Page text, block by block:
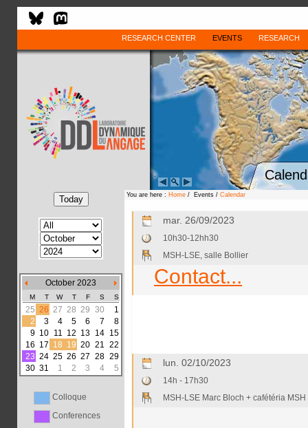
RESEARCH CENTER EVENTS RESEARCH
October 2023
M T W T F S S
25 26 27 28 29 30
1
2
3 4 5 6 7
8
9 10 11 12 13 14 15
16 17 18 19 20 21 22
23 24 25 26 27 28 29
30 31 1 2 3 4 5
Colloque
Conferences
You are here : Home / Events / Calendar
mar. 26/09/2023
10h30-12hh30
MSH-LSE, salle Bollier
Contact...
lun. 02/10/2023
14h - 17h30
MSH-LSE Marc Bloch + cafétéria MSH